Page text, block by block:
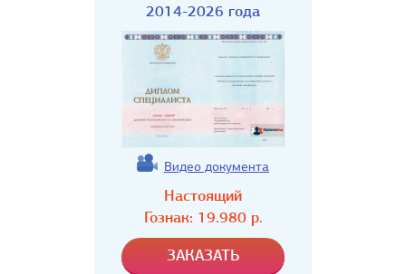
2014-2026 года
Видео документа
Настоящий
Гознак: 19.980р.